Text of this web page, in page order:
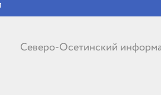
Северо-Осетинский